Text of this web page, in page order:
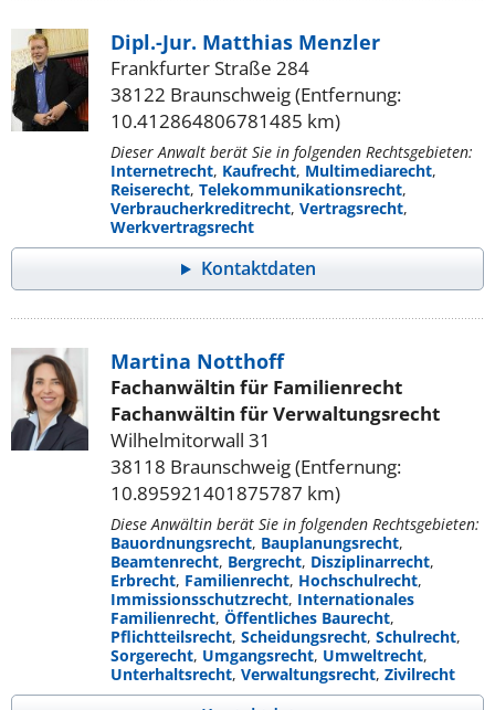
Dipl.-Jur. Matthias Menzler
Frankfurter Straße 284
38122 Braunschweig (Entfernung:
10.412864806781485 km)
Dieser Anwalt berät Sie in folgenden Rechtsgebieten:
Internetrecht, Kaufrecht, Multimediarecht,
Reiserecht, Telekommunikationsrecht,
Verbraucherkreditrecht, Vertragsrecht,
Werkvertragsrecht
Kontaktdaten
Martina Notthoff
Fachanwältin für Familienrecht
Fachanwältin für Verwaltungsrecht
Wilhelmitorwall 31
38118 Braunschweig (Entfernung:
10.895921401875787 km)
Diese Anwältin berät Sie in folgenden Rechtsgebieten:
Bauordnungsrecht, Bauplanungsrecht,
Beamtenrecht, Bergrecht, Disziplinarrecht,
Erbrecht, Familienrecht, Hochschulrecht,
Immissionsschutzrecht, Internationales
Familienrecht, Öffentliches Baurecht,
Pflichtteilsrecht, Scheidungsrecht, Schulrecht,
Sorgerecht, Umgangsrecht, Umweltrecht,
Unterhaltsrecht, Verwaltungsrecht, Zivilrecht